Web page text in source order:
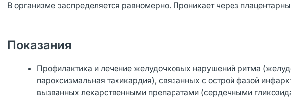
В организме распределяется равномерно. Проникает через
Показания
Профилактика и лечение желудочковых нарушений ритма
пароксизмальная тахикардия), связанных с острой фазой
вызванных лекарственными препаратами (сердечными